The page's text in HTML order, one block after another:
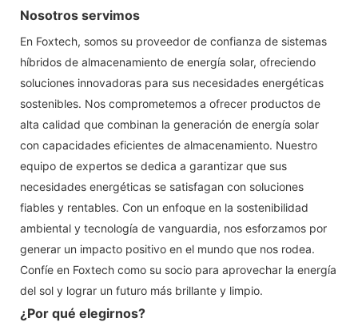
Nosotros servimos
En Foxtech, somos su proveedor de confianza de sistemas
híbridos de almacenamiento de energía solar, ofreciendo
soluciones innovadoras para sus necesidades energéticas
sostenibles. Nos comprometemos a ofrecer productos de
alta calidad que combinan la generación de energía solar
con capacidades eficientes de almacenamiento. Nuestro
equipo de expertos se dedica a garantizar que sus
necesidades energéticas se satisfagan con soluciones
fiables y rentables. Con un enfoque en la sostenibilidad
ambiental y tecnología de vanguardia, nos esforzamos por
generar un impacto positivo en el mundo que nos rodea.
Confíe en Foxtech como su socio para aprovechar la energía
del sol y lograr un futuro más brillante y limpio.
¿Por qué elegirnos?